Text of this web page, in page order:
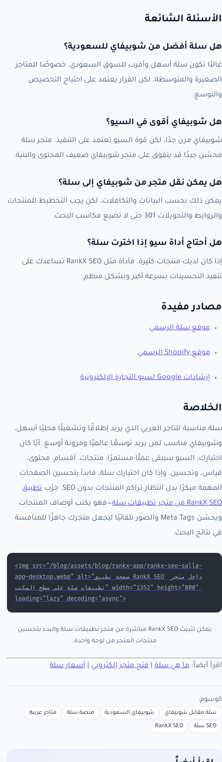
الأسئلة الشائعة
هل سلة أفضل من شوبيفاي للسعودية؟
غالبًا تكون سلة أسهل وأقرب للسوق السعودي، خصوصًا للمتاجر
الصغيرة والمتوسطة، لكن القرار يعتمد على احتياج التخصيص
والتوسع.
هل شوبيفاي أقوى في السيو؟
شوبيفاي مرن جدًا، لكن قوة السيو تعتمد على التنفيذ. متجر سلة
محسّن جيدًا قد يتفوق على متجر شوبيفاي ضعيف المحتوى والبنية.
هل يمكن نقل متجر من شوبيفاي إلى سلة؟
يمكن ذلك بحسب البيانات والتكاملات، لكن يجب التخطيط للمنتجات
والروابط والتحويلات 301 حتى لا تضيع مكاسب البحث.
هل أحتاج أداة سيو إذا اخترت سلة؟
إذا كان لديك منتجات كثيرة، فأداة مثل RankX SEO تساعدك على
تنفيذ التحسينات بسرعة أكبر وبشكل منظم.
مصادر مفيدة
موقع سلة الرسمي
موقع Shopify الرسمي
إرشادات Google لسيو التجارة الإلكترونية
الخلاصة
سلة مناسبة للتاجر العربي الذي يريد إطلاقًا وتشغيلًا محليًا أسهل،
وشوبيفاي مناسب لمن يريد توسعًا عالميًا ومرونة أوسع. أيًا كان
اختيارك، السيو سيبقى عملًا مستمرًا: منتجات، أقسام، محتوى،
قياس، وتحسين. وإذا كان اختيارك سلة، فابدأ بتحسين الصفحات
المهمة مبكرًا بدل انتظار تراكم المنتجات بدون SEO. جرّب
تطبيق
RankX SEO من متجر تطبيقات سلة
—فهو يكتب أوصاف المنتجات
ويحسّن Meta Tags والصور تلقائيًا ليجعل متجرك جاهزًا للمنافسة
في نتائج البحث.
<img src="/blog/assets/blog/rankx-app/rankx-seo-salla-
app-desktop.webp" alt="صفحة تطبيق RankX SEO داخل متجر
تطبيقات سلة على سطح المكتب" width="1352" height="800"
loading="lazy" decoding="async">
يمكن تثبيت RankX SEO مباشرة من متجر تطبيقات سلة والبدء بتحسين
منتجات المتجر من لوحة واحدة.
اقرأ أيضاً: ما هي سلة فتح متجر إلكتروني أسعار سلة
الوسوم:
سلة مقابل شوبيفاي شوبيفاي السعودية منصة سلة متاجر عربية
SEO سلة RankX SEO